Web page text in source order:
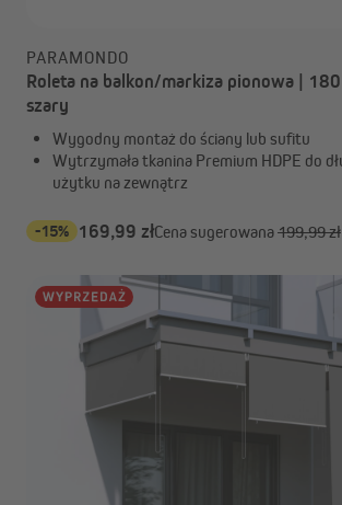
PARAMONDO
Roleta na balkon/markiza pionowa |
szary
Wygodny montaż do ściany lub sufitu
Wytrzymała tkanina Premium HDPE do
użytku na zewnątrz
-15% 169,99 złCena sugerowana199,99 zł